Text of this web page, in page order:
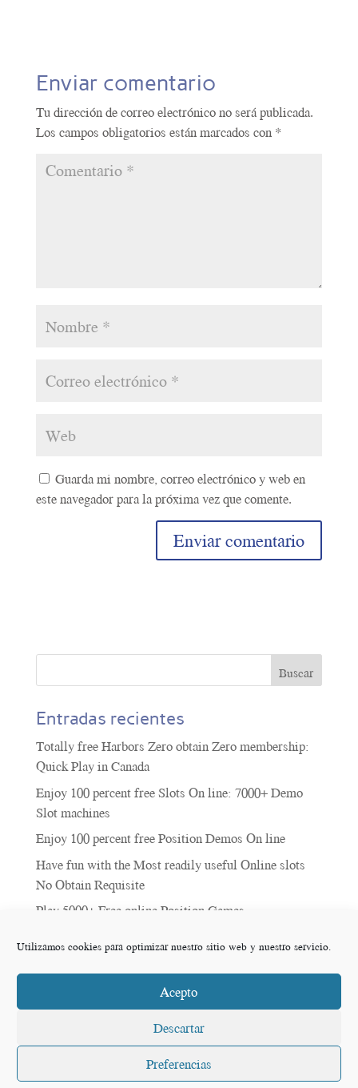
Utilizamos cookies para optimizar nuestro sitio web y nuestro servicio.
Acepto
Descartar
Preferencias
Enviar comentario
Tu dirección de correo electrónico no será publicada.
Los campos obligatorios están marcados con *
Guarda mi nombre, correo electrónico y web en
este navegador para la próxima vez que comente.
r
a
t
i
v
e
:
Entradas recientes
Totally free Harbors Zero obtain Zero membership:
Quick Play in Canada
Enjoy 100 percent free Slots On line: 7000+ Demo
Slot machines
Enjoy 100 percent free Position Demos On line
Have fun with the Most readily useful Online slots
No Obtain Requisite
Play 5000+ Free online Position Games
Comentarios recientes
© 2020 Cerramientos Almasol SL Todos los derechos
Resevados -Aviso Legal-Política de Cookies UE-